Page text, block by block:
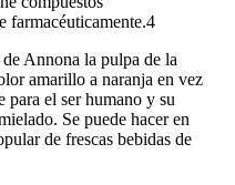
farmacéuticamente.4
Annona la pulpa de la
amarillo a naranja en vez
para el ser humano y su
Se puede hacer en
de frescas bebidas de